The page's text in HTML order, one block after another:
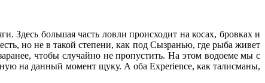
Здесь большая часть ловли происходит на косах, бровках и
но не в такой степени, как под Сызранью, где рыба живет
чтобы случайно не пропустить. На этом водоеме мы с
на данный момент щуку. А оба Experience, как талисманы,